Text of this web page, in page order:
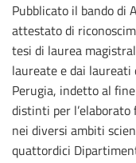
Pubblicato il bando di
attestato di
tesi di laurea
laureate e dai laureati
Perugia, indetto al
distinti per
nei diversi ambiti
quattordici